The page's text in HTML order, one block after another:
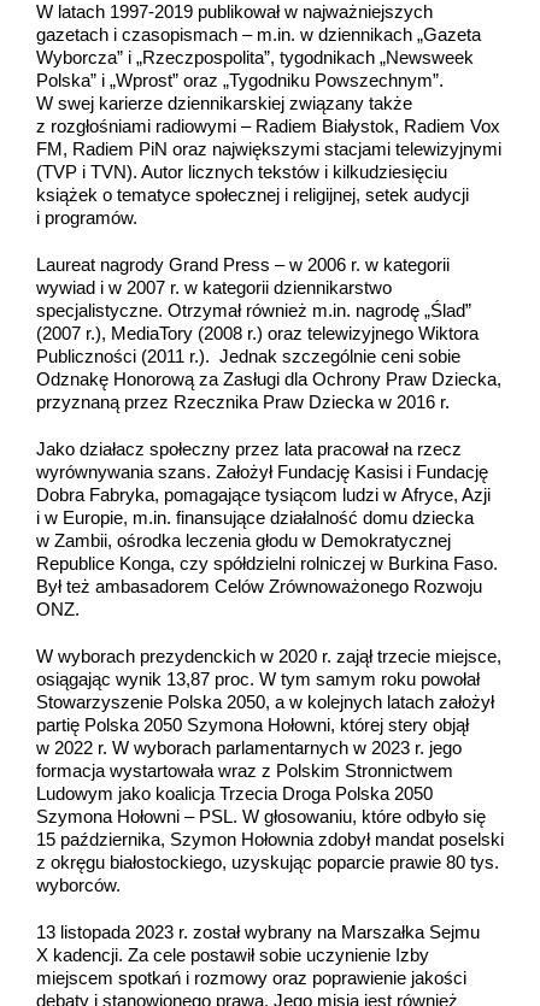
W latach 1997-2019 publikował w najważniejszych
gazetach i czasopismach – m.in. w dziennikach „Gazeta
Wyborcza” i „Rzeczpospolita”, tygodnikach „Newsweek
Polska” i „Wprost” oraz „Tygodniku Powszechnym”.
W swej karierze dziennikarskiej związany także
z rozgłośniami radiowymi – Radiem Białystok, Radiem Vox
FM, Radiem PiN oraz największymi stacjami telewizyjnymi
(TVP i TVN). Autor licznych tekstów i kilkudziesięciu
książek o tematyce społecznej i religijnej, setek audycji
i programów.
Laureat nagrody Grand Press – w 2006 r. w kategorii
wywiad i w 2007 r. w kategorii dziennikarstwo
specjalistyczne. Otrzymał również m.in. nagrodę „Ślad”
(2007 r.), MediaTory (2008 r.) oraz telewizyjnego Wiktora
Publiczności (2011 r.). Jednak szczególnie ceni sobie
Odznakę Honorową za Zasługi dla Ochrony Praw Dziecka,
przyznaną przez Rzecznika Praw Dziecka w 2016 r.
Jako działacz społeczny przez lata pracował na rzecz
wyrównywania szans. Założył Fundację Kasisi i Fundację
Dobra Fabryka, pomagające tysiącom ludzi w Afryce, Azji
i w Europie, m.in. finansujące działalność domu dziecka
w Zambii, ośrodka leczenia głodu w Demokratycznej
Republice Konga, czy spółdzielni rolniczej w Burkina Faso.
Był też ambasadorem Celów Zrównoważonego Rozwoju
ONZ.
W wyborach prezydenckich w 2020 r. zajął trzecie miejsce,
osiągając wynik 13,87 proc. W tym samym roku powołał
Stowarzyszenie Polska 2050, a w kolejnych latach założył
partię Polska 2050 Szymona Hołowni, której stery objął
w 2022 r. W wyborach parlamentarnych w 2023 r. jego
formacja wystartowała wraz z Polskim Stronnictwem
Ludowym jako koalicja Trzecia Droga Polska 2050
Szymona Hołowni – PSL. W głosowaniu, które odbyło się
15 października, Szymon Hołownia zdobył mandat poselski
z okręgu białostockiego, uzyskując poparcie prawie 80 tys.
wyborców.
13 listopada 2023 r. został wybrany na Marszałka Sejmu
X kadencji. Za cele postawił sobie uczynienie Izby
miejscem spotkań i rozmowy oraz poprawienie jakości
debaty i stanowionego prawa. Jego misją jest również